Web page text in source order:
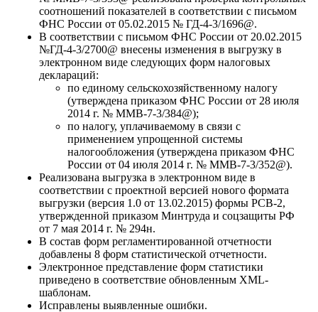
соотношений показателей в соответствии с письмом
ФНС России от 05.02.2015 № ГД-4-3/1696@.
В соответствии с письмом ФНС России от 20.02.2015
№ГД-4-3/2700@ внесены изменения в выгрузку в
электронном виде следующих форм налоговых
деклараций:
по единому сельскохозяйственному налогу
(утверждена приказом ФНС России от 28 июля
2014 г. № ММВ-7-3/384@);
по налогу, уплачиваемому в связи с
применением упрощенной системы
налогообложения (утверждена приказом ФНС
России от 04 июля 2014 г. № ММВ-7-3/352@).
Реализована выгрузка в электронном виде в
соответствии с проектной версией нового формата
выгрузки (версия 1.0 от 13.02.2015) формы РСВ-2,
утвержденной приказом Минтруда и соцзащиты РФ
от 7 мая 2014 г. № 294н.
В состав форм регламентированной отчетности
добавлены 8 форм статистической отчетности.
Электронное представление форм статистики
приведено в соответствие обновленным XML-
шаблонам.
Исправлены выявленные ошибки.